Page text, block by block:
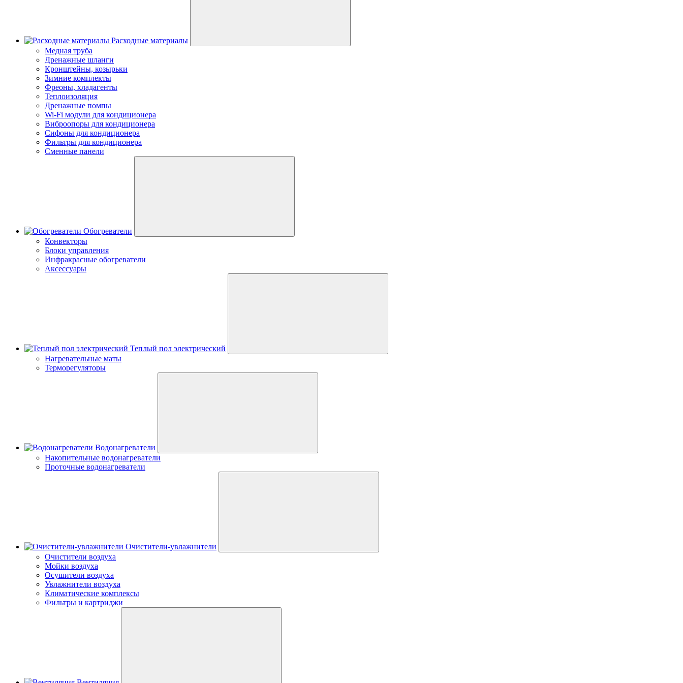
Расходные материалы
Медная труба
Дренажные шланги
Кронштейны, козырьки
Зимние комплекты
Фреоны, хладагенты
Теплоизоляция
Дренажные помпы
Wi-Fi модули для кондиционера
Виброопоры для кондиционера
Сифоны для кондиционера
Фильтры для кондиционера
Сменные панели
Обогреватели
Конвекторы
Блоки управления
Инфракрасные обогреватели
Аксессуары
Теплый пол электрический
Нагревательные маты
Терморегуляторы
Водонагреватели
Накопительные водонагреватели
Проточные водонагреватели
Очистители-увлажнители
Очистители воздуха
Мойки воздуха
Осушители воздуха
Увлажнители воздуха
Климатические комплексы
Фильтры и картриджи